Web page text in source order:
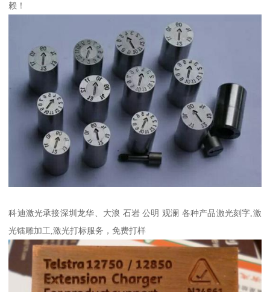
赖！
科迪激光承接深圳龙华、大浪 石岩 公明 观澜 各种产品激光刻字,激
光镭雕加工,激光打标服务，免费打样